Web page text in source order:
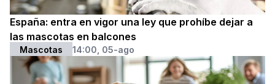
España: entra en vigor una ley que prohíbe dejar a
las mascotas en balcones
Mascotas 14:00, 05-ago